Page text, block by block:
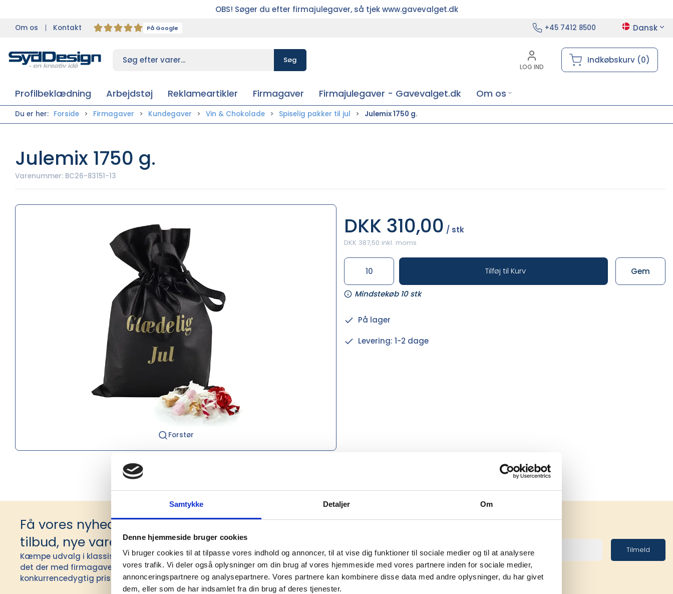
Samtykke Detaljer Om
Denne hjemmeside bruger cookies
Vi bruger cookies til at tilpasse vores indhold og annoncer, til at vise dig funktioner til sociale medier og til at analysere
vores trafik. Vi deler også oplysninger om din brug af vores hjemmeside med vores partnere inden for sociale medier,
annonceringspartnere og analysepartnere. Vores partnere kan kombinere disse data med andre oplysninger, du har givet
dem, eller som de har indsamlet fra din brug af deres tjenester.
OBS! Søger du efter firmajulegaver, så tjek www.gavevalget.dk
Om os Kontakt På Google +45 7412 8500 Dansk
Søg
LOG IND
Indkøbskurv (0)
Profilbeklædning Arbejdstøj Reklameartikler Firmagaver Firmajulegaver - Gavevalget.dk Om os
Du er her: Forside Firmagaver Kundegaver Vin & Chokolade Spiselig pakker til jul Julemix 1750 g.
Julemix 1750 g.
Varenummer: BC26-83151-13
Forstør
DKK 310,00 / stk
DKK 387,50 inkl. moms
Tilføj til Kurv
Mindstekøb 10 stk
Gem
På lager
Levering: 1-2 dage
Få vores nyhedsbrev med information om
tilbud, nye varer og andet godt
Kæmpe udvalg i klassiske og nyskabende gaveidéer til din virksomhed. Vi kan
det der med firmagaver, og har ydet god personlig service til en
konkurrencedygtig pris siden 1991.
Tilmeld